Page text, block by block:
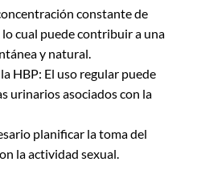
constante de
cual puede contribuir a una
y natural.
HBP: El uso regular puede
urinarios asociados con la
planificar la toma del
la actividad sexual.